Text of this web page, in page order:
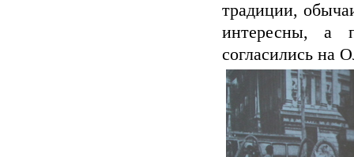
традиции,
интересны, а
согласились на